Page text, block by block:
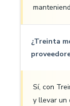
¿Treinta
Sí, con
y llevar un